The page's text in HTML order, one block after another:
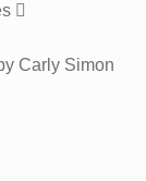
Carly Simon